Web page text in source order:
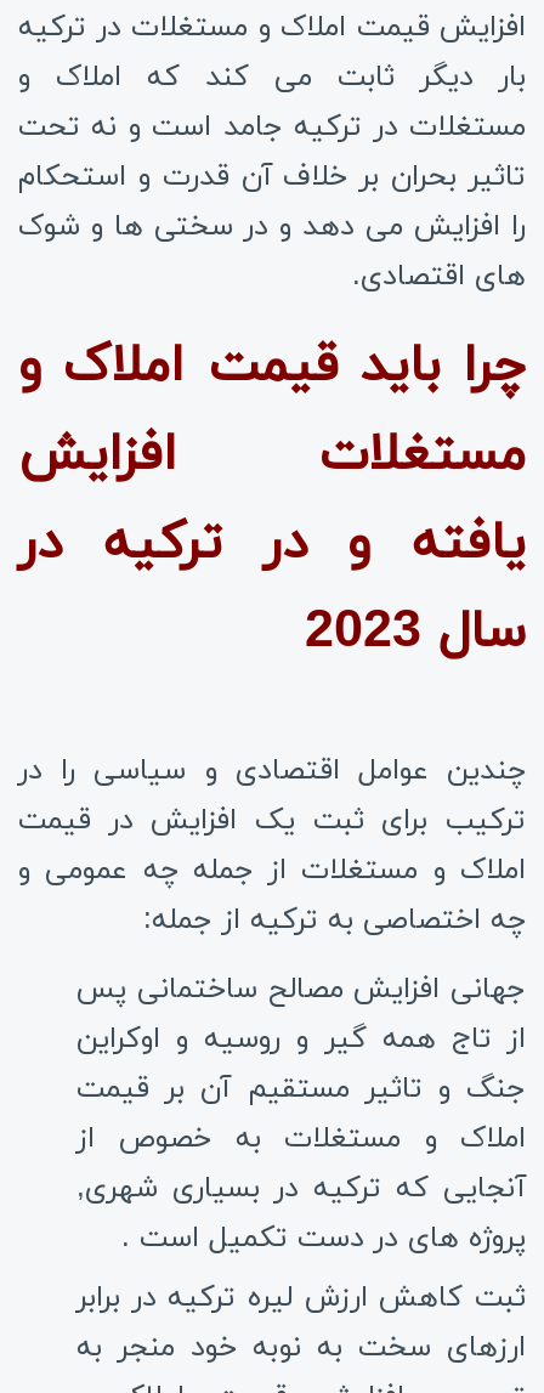
افزایش قیمت املاک و مستغلات در ترکیه
بار دیگر ثابت می کند که املاک و
مستغلات در ترکیه جامد است و نه تحت
تاثیر بحران بر خلاف آن قدرت و استحکام
را افزایش می دهد و در سختی ها و شوک
های اقتصادی.
چرا باید قیمت املاک و
مستغلات افزایش
یافته و در ترکیه در
سال 2023
چندین عوامل اقتصادی و سیاسی را در
ترکیب برای ثبت یک افزایش در قیمت
املاک و مستغلات از جمله چه عمومی و
چه اختصاصی به ترکیه از جمله:
جهانی افزایش مصالح ساختمانی پس
از تاج همه گیر و روسیه و اوکراین
جنگ و تاثیر مستقیم آن بر قیمت
املاک و مستغلات به خصوص از
آنجایی که ترکیه در بسیاری شهری,
پروژه های در دست تکمیل است .
ثبت کاهش ارزش لیره ترکیه در برابر
ارزهای سخت به نوبه خود منجر به